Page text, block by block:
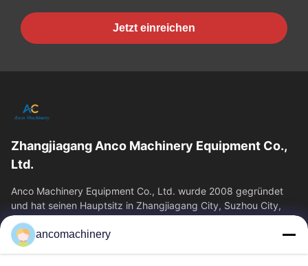
Jetzt einreichen
Zhangjiagang Anco Machinery Equipment Co.,
Ltd.
Anco Machinery Equipment Co., Ltd. wurde 2008 gegründet
und hat seinen Hauptsitz in Zhangjiagang City, Suzhou City,
Provinz Jiangsu. Es ist ein...
Schnelllinks
ancomachinery